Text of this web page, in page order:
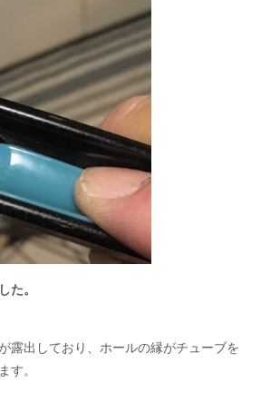
た。
露出しており、ホールの縁がチューブを
す。